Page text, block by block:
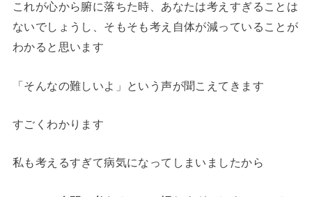
これが心から腑に落ちた時、あなたは考えすぎることは
ないでしょうし、そもそも考え自体が減っていることが
わかると思います
「そんなの難しいよ」という声が聞こえてきます
すごくわかります
私も考えるすぎて病気になってしまいましたから